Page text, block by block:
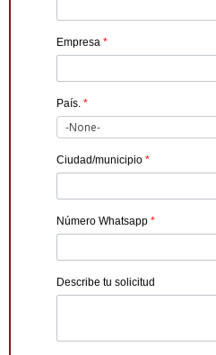
Empresa *
País. *
Ciudad/municipio *
Número Whatsapp *
Describe tu solicitud